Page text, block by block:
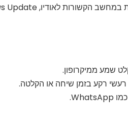
רקע בזמן שיחה או הקלטה.